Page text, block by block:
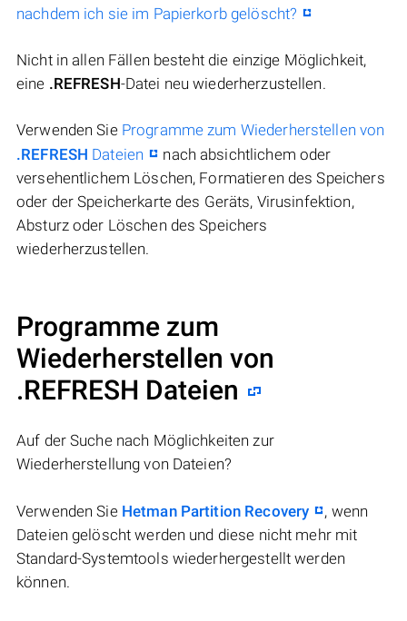
nachdem ich sie im Papierkorb gelöscht?
Nicht in allen Fällen besteht die einzige Möglichkeit,
eine .REFRESH-Datei neu wiederherzustellen.
Verwenden Sie Programme zum Wiederherstellen von
.REFRESH Dateien
nach absichtlichem oder
versehentlichem Löschen, Formatieren des Speichers
oder der Speicherkarte des Geräts, Virusinfektion,
Absturz oder Löschen des Speichers
wiederherzustellen.
Programme zum
Wiederherstellen von
.REFRESH Dateien
Auf der Suche nach Möglichkeiten zur
Wiederherstellung von Dateien?
Verwenden Sie Hetman Partition Recovery
, wenn
Dateien gelöscht werden und diese nicht mehr mit
Standard-Systemtools wiederhergestellt werden
können.